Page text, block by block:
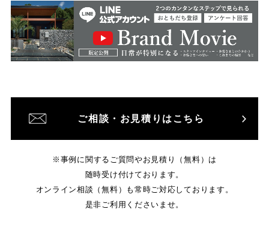
ご相談・お見積りはこちら
※事例に関するご質問やお見積り（無料）は
随時受け付けております。
オンライン相談（無料）も常時ご対応しております。
是非ご利用くださいませ。